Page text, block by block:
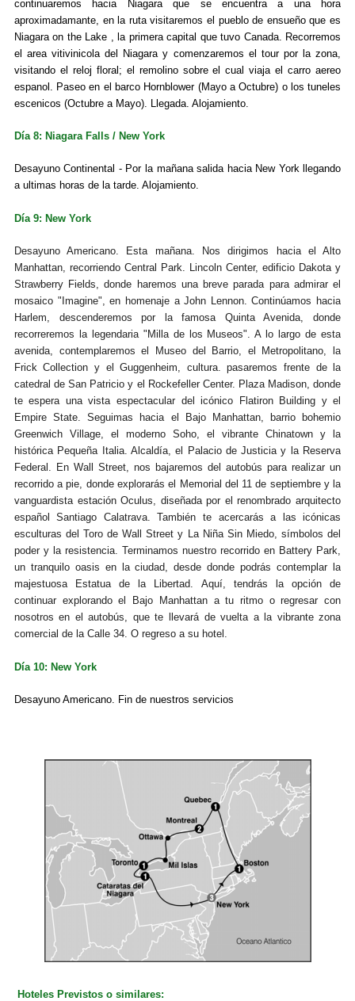
continuaremos hacia Niagara que se encuentra a una hora
aproximadamante, en la ruta visitaremos el pueblo de ensueño que es
Niagara on the Lake , la primera capital que tuvo Canada. Recorremos
el area vitivinicola del Niagara y comenzaremos el tour por la zona,
visitando el reloj floral; el remolino sobre el cual viaja el carro aereo
espanol. Paseo en el barco Hornblower (Mayo a Octubre) o los tuneles
escenicos (Octubre a Mayo). Llegada. Alojamiento.
Día 8: Niagara Falls / New York
Desayuno Continental - Por la mañana salida hacia New York llegando
a ultimas horas de la tarde. Alojamiento.
Día 9: New York
Desayuno Americano. Esta mañana. Nos dirigimos hacia el Alto
Manhattan, recorriendo Central Park. Lincoln Center, edificio Dakota y
Strawberry Fields, donde haremos una breve parada para admirar el
mosaico "Imagine", en homenaje a John Lennon. Continúamos hacia
Harlem, descenderemos por la famosa Quinta Avenida, donde
recorreremos la legendaria "Milla de los Museos". A lo largo de esta
avenida, contemplaremos el Museo del Barrio, el Metropolitano, la
Frick Collection y el Guggenheim, cultura. pasaremos frente de la
catedral de San Patricio y el Rockefeller Center. Plaza Madison, donde
te espera una vista espectacular del icónico Flatiron Building y el
Empire State. Seguimas hacia el Bajo Manhattan, barrio bohemio
Greenwich Village, el moderno Soho, el vibrante Chinatown y la
histórica Pequeña Italia. Alcaldía, el Palacio de Justicia y la Reserva
Federal. En Wall Street, nos bajaremos del autobús para realizar un
recorrido a pie, donde explorarás el Memorial del 11 de septiembre y la
vanguardista estación Oculus, diseñada por el renombrado arquitecto
español Santiago Calatrava. También te acercarás a las icónicas
esculturas del Toro de Wall Street y La Niña Sin Miedo, símbolos del
poder y la resistencia. Terminamos nuestro recorrido en Battery Park,
un tranquilo oasis en la ciudad, desde donde podrás contemplar la
majestuosa Estatua de la Libertad. Aquí, tendrás la opción de
continuar explorando el Bajo Manhattan a tu ritmo o regresar con
nosotros en el autobús, que te llevará de vuelta a la vibrante zona
comercial de la Calle 34. O regreso a su hotel.
Día 10: New York
Desayuno Americano. Fin de nuestros servicios
Hoteles Previstos o similares: